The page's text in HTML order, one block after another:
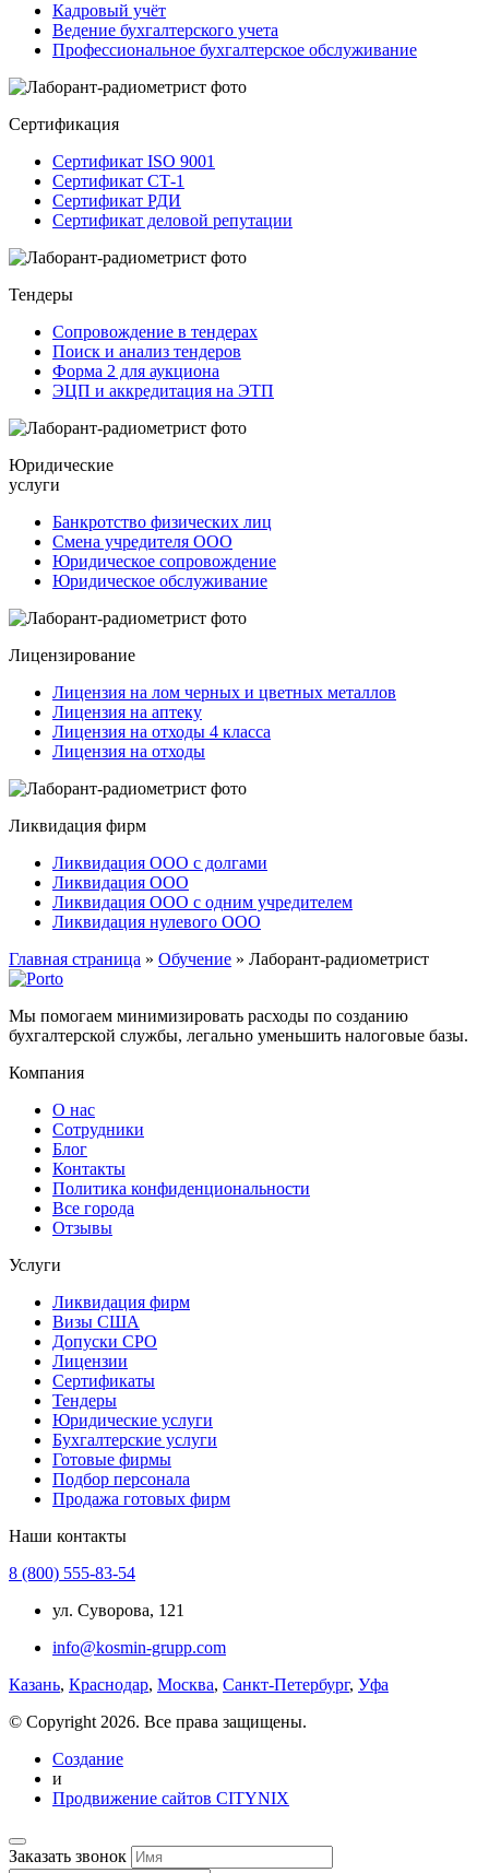
Кадровый учёт
Ведение бухгалтерского учета
Профессиональное бухгалтерское обслуживание
Сертификация
Сертификат ISO 9001
Сертификат СТ-1
Сертификат РДИ
Сертификат деловой репутации
Тендеры
Сопровождение в тендерах
Поиск и анализ тендеров
Форма 2 для аукциона
ЭЦП и аккредитация на ЭТП
Юридические
услуги
Банкротство физических лиц
Смена учредителя ООО
Юридическое сопровождение
Юридическое обслуживание
Лицензирование
Лицензия на лом черных и цветных металлов
Лицензия на аптеку
Лицензия на отходы 4 класса
Лицензия на отходы
Ликвидация фирм
Ликвидация ООО с долгами
Ликвидация ООО
Ликвидация ООО с одним учредителем
Ликвидация нулевого ООО
Главная страница » Обучение » Лаборант-радиометрист
Мы помогаем минимизировать расходы по созданию
бухгалтерской службы, легально уменьшить налоговые базы.
Компания
О нас
Сотрудники
Блог
Контакты
Политика конфиденциональности
Все города
Отзывы
Услуги
Ликвидация фирм
Визы США
Допуски СРО
Лицензии
Сертификаты
Тендеры
Юридические услуги
Бухгалтерские услуги
Готовые фирмы
Подбор персонала
Продажа готовых фирм
Наши контакты
8 (800) 555-83-54
ул. Суворова, 121
info@kosmin-grupp.com
Казань, Краснодар, Москва, Санкт-Петербург, Уфа
© Copyright 2026. Все права защищены.
Создание
и
Продвижение сайтов CITYNIX
Заказать звонок